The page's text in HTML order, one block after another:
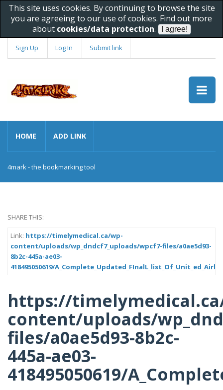
This site uses cookies. By continuing to browse the site
you are agreeing to our use of cookies. Find out more
about cookies/data protection.
Sign Up Log In Submit link
HOME ADD LINK
4mark - the bookmarking tool
SHARE THIS:
Link: https://timelymedical.ca/wp-
content/uploads/wp_dndcf7_uploads/wpcf7-files/a0ae5d93-
8b2c-445a-ae03-
418495050619/
https://
content/uploads/
files/a0ae5d93-8b2c-
445a-ae03-
418495050619/